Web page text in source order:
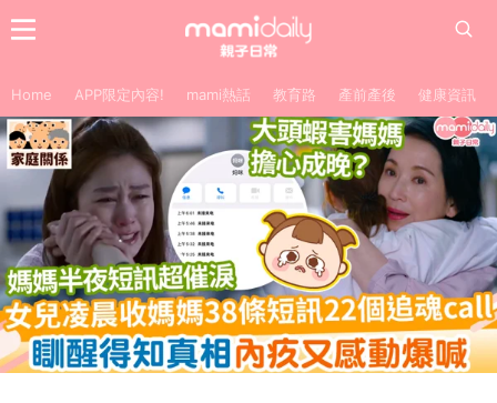
Home APP限定內容! mami熱話 教育路 產前產後 健康資訊